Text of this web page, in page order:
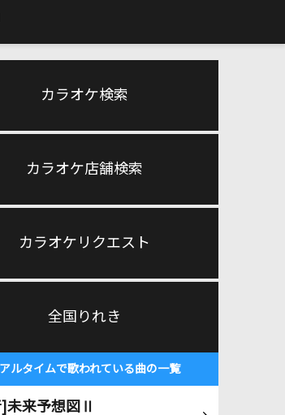
カラオケ検索
カラオケ店舗検索
カラオケリクエスト
全国りれき
ルタイムで歌われている曲の一覧
未来予想図Ⅱ